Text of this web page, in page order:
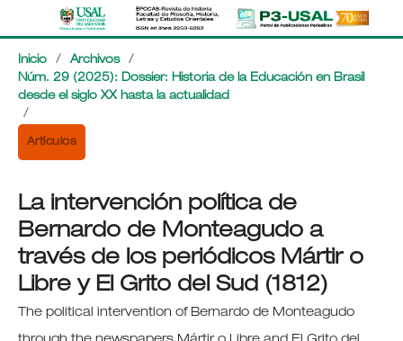
Inicio / Archivos
/
Núm. 29 (2025): Dossier: Historia de la Educación en Brasil
desde el siglo XX hasta la actualidad
/
Artículos
La intervención política de
Bernardo de Monteagudo a
través de los periódicos Mártir o
Libre y El Grito del Sud (1812)
The political intervention of Bernardo de Monteagudo